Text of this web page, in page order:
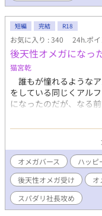
短編 完結 R18
お気に入り : 340 24h.ポ
後天性オメガになっ
猫宮乾
誰もが憧れるような
をしている同じくアル
になったのだが、なる
る。なのに春木はまる
うとしてくるから苦し
アルファ×アルファ（
オメガバース ハッピ
後天性オメガ受け
オ
スパダリ社長攻め